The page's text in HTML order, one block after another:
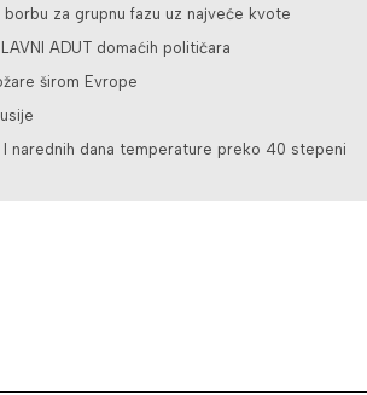
za grupnu fazu uz najveće kvote
ADUT domaćih političara
širom Evrope
narednih dana temperature preko 40 stepeni